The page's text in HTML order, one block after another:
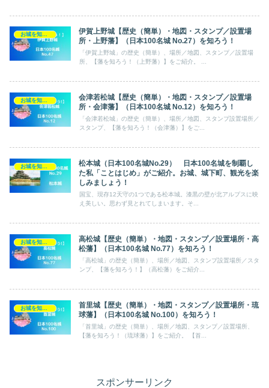
お城を知ろう！（日本100名城）
伊賀上野城【歴史（簡単）・地図・スタンプ／設置場
所・上野藩】（日本100名城 No.27）を知ろう！
「伊賀上野城」の歴史（簡単）、場所／地図、スタンプ／設置場
所、【藩を知ろう！（上野藩）】をご紹介。 ...
お城を知ろう！（日本100名城）
会津若松城【歴史（簡単）・地図・スタンプ／設置場
所・会津藩】（日本100名城 No.12）を知ろう！
「会津若松城」の歴史（簡単）、場所／地図、スタンプ設置場所／
スタンプ、【藩を知ろう！（会津藩）】をご...
お城を知ろう！（日本100名城）
松本城（日本100名城No.29） 日本100名城を制覇し
た私「ことはじめ」がご紹介。お城、城下町、観光を楽
しみましょう！
国宝、現存12天守の1つである松本城。漆黒の壁が北アルプスに映
え美しい。思わず見とれてしまいます。そ...
高松城【歴史（簡単）・地図・スタンプ／設置場所・高
松藩】（日本100名城 No.77）を知ろう！
「高松城」の歴史（簡単）、場所／地図、スタンプ設置場所／スタ
ンプ、【藩を知ろう！】（高松藩）をご紹介...
首里城【歴史（簡単）・地図・スタンプ／設置場所・琉
球藩】（日本100名城 No.100）を知ろう！
「首里城」の歴史（簡単）、場所／地図、スタンプ／設置場所、
【藩を知ろう！（琉球藩）】をご紹介。 【首...
スポンサーリンク